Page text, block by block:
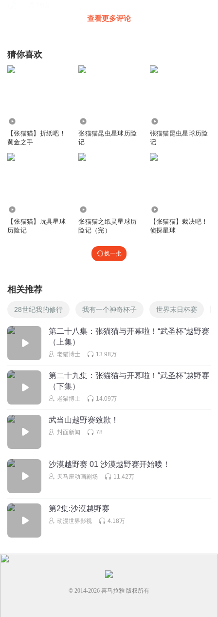
查看更多评论
猜你喜欢
【张猫猫】折纸吧！
黄金之手
张猫猫昆虫星球历险
记
张猫猫昆虫星球历险
记
【张猫猫】玩具星球
历险记
张猫猫之纸灵星球历
险记（完）
【张猫猫】裁决吧！
侦探星球
换一批
相关推荐
28世纪我的修行 我有一个神奇杯子 世界末日杯赛
第二十八集：张猫猫与开幕啦！“武圣杯”越野赛
（上集）
老猫博士 13.98万
第二十九集：张猫猫与开幕啦！“武圣杯”越野赛
（下集）
老猫博士 14.09万
武当山越野赛致歉！
封面新闻 78
沙漠越野赛 01 沙漠越野赛开始喽！
天马座动画剧场 11.42万
第2集:沙漠越野赛
动漫世界影视 4.18万
© 2014-2026 喜马拉雅 版权所有